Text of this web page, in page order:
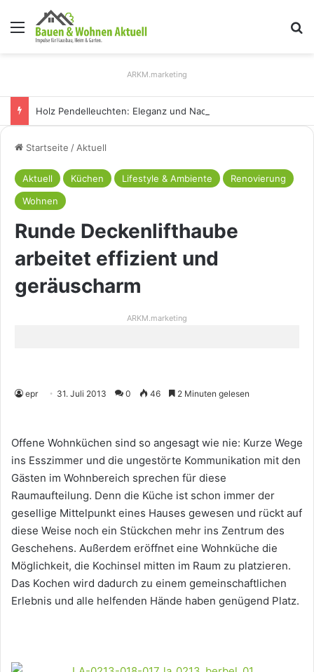
Menü
ARKM.marketing
Startseite / Aktuell
Aktuell Küchen Lifestyle & Ambiente
Renovierung
Wohnen
Runde Deckenlifthaube
arbeitet effizient und
geräuscharm
ARKM.marketing
epr 31. Juli 2013 0 46 2 Minuten gelesen
Offene Wohnküchen sind so angesagt wie nie: Kurze Wege
ins Esszimmer und die ungestörte Kommunikation mit den
Gästen im Wohnbereich sprechen für diese
Raumaufteilung. Denn die Küche ist schon immer der
gesellige Mittelpunkt eines Hauses gewesen und rückt auf
diese Weise noch ein Stückchen mehr ins Zentrum des
Geschehens. Außerdem eröffnet eine Wohnküche die
Möglichkeit, die Kochinsel mitten im Raum zu platzieren.
Das Kochen wird dadurch zu einem gemeinschaftlichen
Erlebnis und alle helfenden Hände haben genügend Platz.